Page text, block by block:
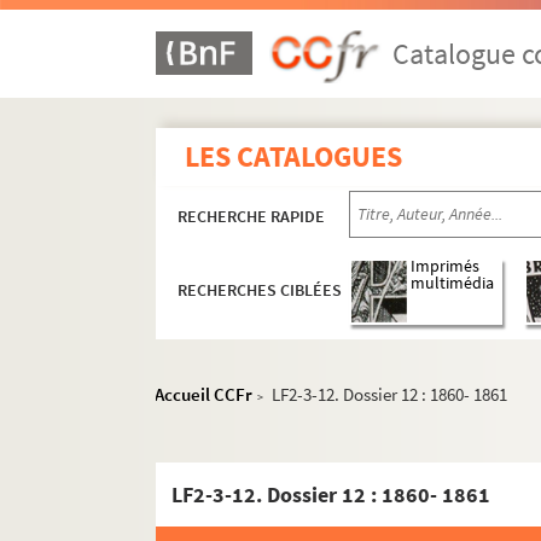
Catalogue
LES CATALOGUES
RECHERCHE RAPIDE
RECHERCHES CIBLÉES
Imprimés
multimédia
Accueil CCFr > LF2-3-12. Dossier 12 : 1860- 1861
LF2-3-12. Dossier 12 : 1860- 1861
LF1. Histoire du Nord de Lille